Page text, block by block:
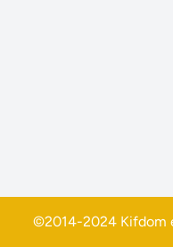
©2014-2024 Kifdom